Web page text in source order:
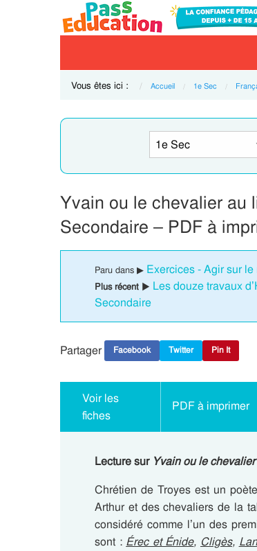
Vous êtes ici : Accueil 1e Sec
Yvain ou le chevalier au
Secondaire – PDF à
Paru dans ▶ Exercices - Agir sur
Plus récent ▶ Les douze travaux
Secondaire
Partager Facebook Twitter Pin It
Voir les
fiches
PDF à imprimer
Lecture sur Yvain ou le
Chrétien de Troyes est un
Arthur et des chevaliers de la
considéré comme l’un des
sont : Érec et Énide, Cligès,